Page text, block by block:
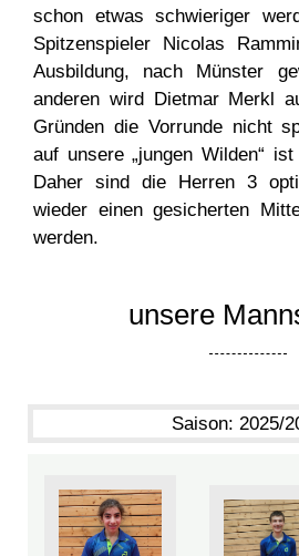
schon etwas schwieriger
Spitzenspieler Nicolas
Ausbildung, nach Münster
anderen wird Dietmar Merkl
Gründen die Vorrunde nicht
auf unsere „jungen Wilden“
Daher sind die Herren 3
wieder einen gesicherten
werden.
unsere
Saison: 2025/